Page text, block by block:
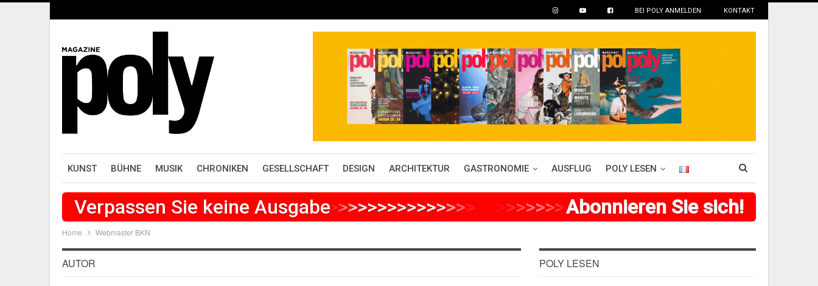
BEI POLY ANMELDEN KONTAKT
KUNST BÜHNE MUSIK CHRONIKEN GESELLSCHAFT DESIGN ARCHITEKTUR GASTRONOMIE AUSFLUG POLY LESEN
Verpassen Sie keine Ausgabe>>>>>>>>>>>>>>> >>>>> >>>>>>>>
Abonnieren Sie sich!
Home Webmaster BKN
AUTOR POLY LESEN